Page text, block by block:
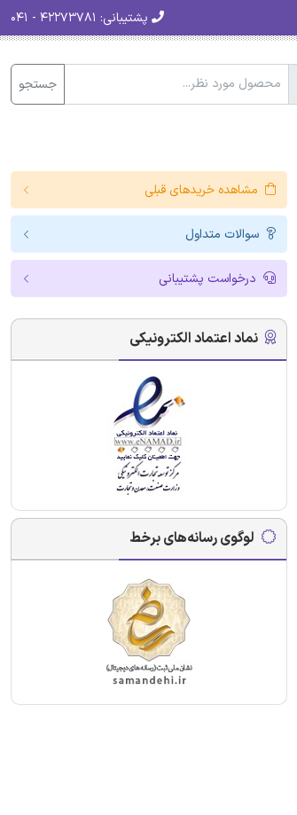
پشتیبانی:
جستجو
مشاهده خریدهای قبلی
سوالات متداول
درخواست پشتیبانی
نماد اعتماد الکترونیکی
لوگوی رسانه‌های برخط